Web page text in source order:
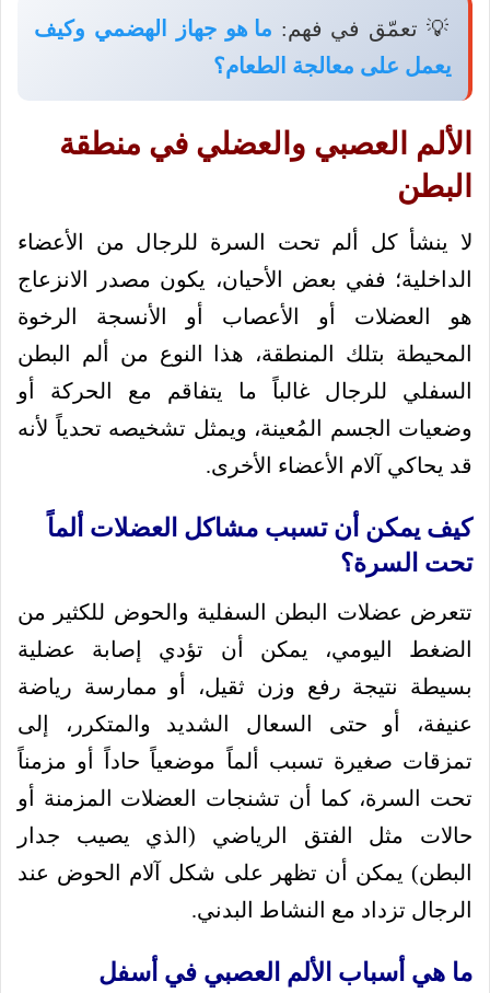
💡 تعمّق في فهم: ما هو جهاز الهضمي وكيف
يعمل على معالجة الطعام؟
الألم العصبي والعضلي في منطقة
البطن
لا ينشأ كل ألم تحت السرة للرجال من الأعضاء
الداخلية؛ ففي بعض الأحيان، يكون مصدر الانزعاج
هو العضلات أو الأعصاب أو الأنسجة الرخوة
المحيطة بتلك المنطقة، هذا النوع من ألم البطن
السفلي للرجال غالباً ما يتفاقم مع الحركة أو
وضعيات الجسم المُعينة، ويمثل تشخيصه تحدياً لأنه
قد يحاكي آلام الأعضاء الأخرى.
كيف يمكن أن تسبب مشاكل العضلات ألماً
تحت السرة؟
تتعرض عضلات البطن السفلية والحوض للكثير من
الضغط اليومي، يمكن أن تؤدي إصابة عضلية
بسيطة نتيجة رفع وزن ثقيل، أو ممارسة رياضة
عنيفة، أو حتى السعال الشديد والمتكرر، إلى
تمزقات صغيرة تسبب ألماً موضعياً حاداً أو مزمناً
تحت السرة، كما أن تشنجات العضلات المزمنة أو
حالات مثل الفتق الرياضي (الذي يصيب جدار
البطن) يمكن أن تظهر على شكل آلام الحوض عند
الرجال تزداد مع النشاط البدني.
ما هي أسباب الألم العصبي في أسفل